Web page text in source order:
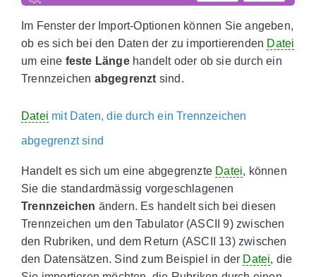
Im Fenster der Import-Optionen können Sie angeben,
ob es sich bei den Daten der zu importierenden Datei
um eine feste Längehandelt oder ob sie durch ein
Trennzeichen abgegrenzt sind.
Datei mit Daten, die durch ein Trennzeichen
abgegrenzt sind
Handelt es sich um eine abgegrenzte Datei, können
Sie die standardmässig vorgeschlagenen
Trennzeichen ändern. Es handelt sich bei diesen
Trennzeichen um den Tabulator (ASCII 9) zwischen
den Rubriken, und dem Return (ASCII 13) zwischen
den Datensätzen. Sind zum Beispiel in der Datei, die